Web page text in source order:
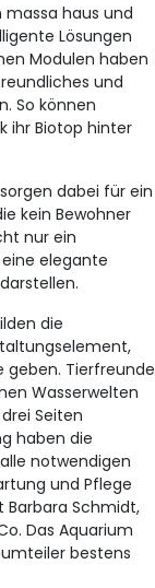
massa haus und
Lösungen
Modulen haben
und
So können
ihr Biotop hinter
dabei für ein
kein Bewohner
nur ein
elegante
die
geben. Tierfreunde
Wasserwelten
Seiten
haben die
notwendigen
und Pflege
Barbara Schmidt,
Das Aquarium
bestens